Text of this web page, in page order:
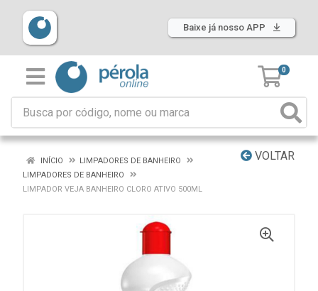
Baixe já nosso APP
0
VOLTAR
INÍCIO
LIMPADORES DE BANHEIRO
LIMPADORES DE BANHEIRO
LIMPADOR VEJA BANHEIRO CLORO ATIVO 500ML